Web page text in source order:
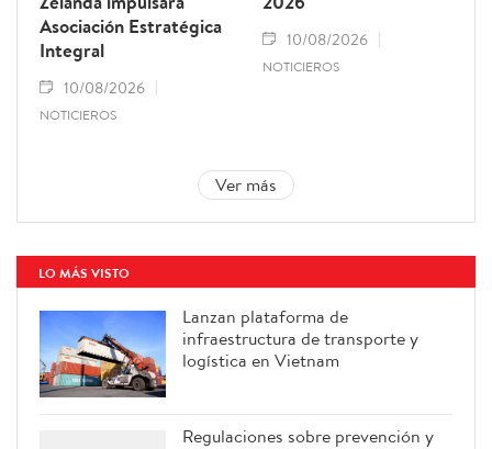
Asociación Estratégica
Integral
10/08/2026
NOTICIEROS
10/08/2026
NOTICIEROS
Ver más
LO MÁS VISTO
Lanzan plataforma de
infraestructura de transporte y
logística en Vietnam
Regulaciones sobre prevención y